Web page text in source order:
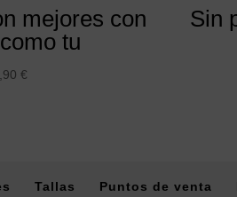
mejores con
tu
€
Sin
Tallas Puntos de venta